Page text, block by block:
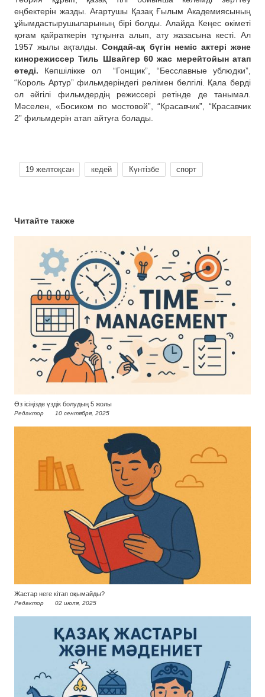
еңбектерін жазды. Ағартушы Қазақ Ғылым Академиясының
ұйымдастырушыларының бірі болды. Алайда Кеңес өкіметі
қоғам қайраткерін тұтқынға алып, ату жазасына кесті. Ал
1957 жылы ақталды.Сондай-ақ бүгін неміс актері және
кинорежиссер Тиль Швайгер 60 жас мерейтойын атап
өтеді. Көпшілікке ол
“Гонщик”, “Бесславные ублюдки”,
“Король Артур” фильмдеріндегі рөлімен белгілі. Қала берді
ол әйгілі фильмдердің режиссері ретінде де танымал.
Мәселен, «Босиком по мостовой”, “Красавчик”, “Красавчик
2” фильмдерін атап айтуға болады.
19 желтоқсан кедей Күнтізбе спорт
Читайте также
Өз ісіңізде үздік болудың 5 жолы
Редактор 10 сентября, 2025
Жастар неге кітап оқымайды?
Редактор 02 июля, 2025